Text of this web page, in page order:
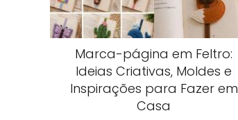
Marca-página em Feltro:
Ideias Criativas, Moldes e
Inspirações para Fazer em
Casa